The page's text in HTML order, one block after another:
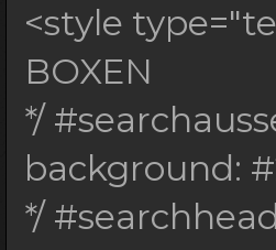
<style
BOXEN
*/
background:
*/